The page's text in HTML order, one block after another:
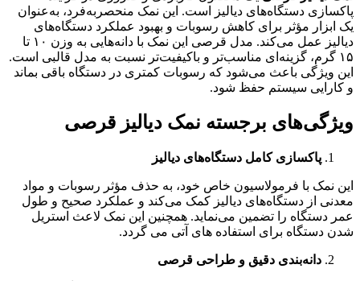
پاکسازی دستگاه‌های دیالیز است. این نمک منحصربه‌فرد، به‌عنوان
یک ابزار مؤثر برای کاهش رسوبات و بهبود عملکرد دستگاه‌های
دیالیز عمل می‌کند. مدل قرصی این نمک با دانه‌هایی به وزن ۱۰ تا
۱۵ گرم، گزینه‌ای مناسب‌تر و باکیفیت‌تر نسبت به مدل قالبی است.
این ویژگی باعث می‌شود که رسوبات کمتری در دستگاه باقی بماند
و کارایی سیستم حفظ شود.
ویژگی‌های برجسته نمک دیالیز قرصی
پاکسازی کامل دستگاه‌های دیالیز
این نمک با فرمولاسیون خاص خود، به حذف مؤثر رسوبات و مواد
معدنی از دستگاه‌های دیالیز کمک می‌کند و عملکرد صحیح و طول
عمر دستگاه را تضمین می‌نماید. همچنین این نمک لاعث استریل
شدن دستگاه برای استفاده های آتی می گردد.
دانه‌بندی دقیق و طراحی قرصی